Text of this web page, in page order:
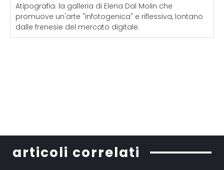
Atipografia: la galleria di Elena Dal Molin che
promuove un'arte "infotogenica" e riflessiva, lontano
dalle frenesie del mercato digitale.
articoli correlati